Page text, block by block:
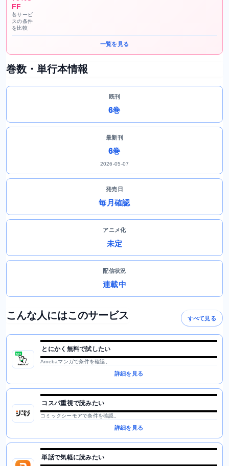
FF
各サービ
スの条件
を比較
一覧を見る
巻数・単行本情報
既刊
6巻
最新刊
6巻
2026-05-07
発売日
毎月確認
アニメ化
未定
配信状況
連載中
こんな人にはこのサービス すべて見る
とにかく無料で試したい
Amebaマンガで条件を確認。
詳細を見る
コスパ重視で読みたい
コミックシーモアで条件を確認。
詳細を見る
単話で気軽に読みたい